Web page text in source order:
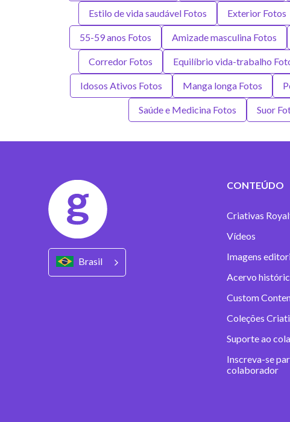
Estilo de vida saudável Fotos Exterior Fotos
55-59 anos Fotos Amizade masculina Fotos
Corredor Fotos Equilíbrio vida-trabalho
Idosos Ativos Fotos Manga longa Fotos
Saúde e Medicina Fotos Suor
Brasil
CONTEÚDO
Criativas
Vídeos
Imagens
Acervo
Custom
Coleções
Suporte ao
Inscreva-se
colaborador